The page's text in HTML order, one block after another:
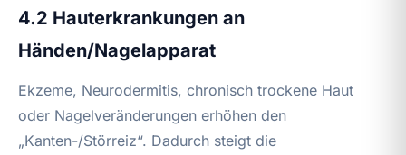
4.2 Hauterkrankungen an
Händen/Nagelapparat
Ekzeme, Neurodermitis, chronisch trockene Haut
oder Nagelveränderungen erhöhen den
„Kanten-/Störreiz“. Dadurch steigt die